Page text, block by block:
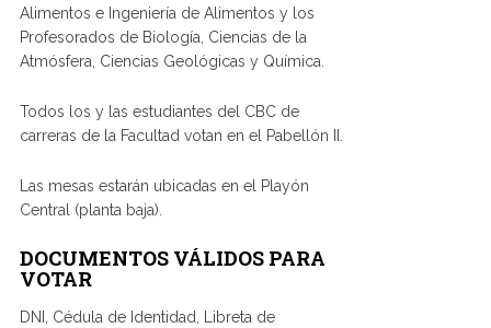
Alimentos e Ingeniería de Alimentos y los
Profesorados de Biología, Ciencias de la
Atmósfera, Ciencias Geológicas y Química.
Todos los y las estudiantes del CBC de
carreras de la Facultad votan en el Pabellón II.
Las mesas estarán ubicadas en el Playón
Central (planta baja).
DOCUMENTOS VÁLIDOS PARA
VOTAR
DNI, Cédula de Identidad, Libreta de